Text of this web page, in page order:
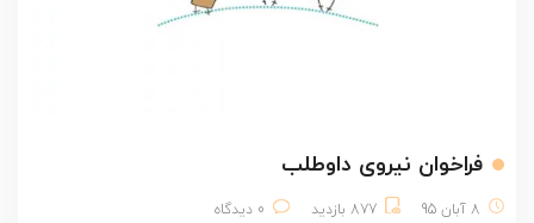
فراخوان نیروی داوطلب
8 آبان 95 877 بازدید 0 دیدگاه